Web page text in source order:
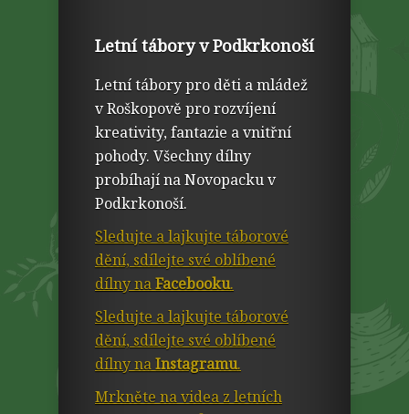
Letní tábory v Podkrkonoší
Letní tábory pro děti a mládež
v Roškopově pro rozvíjení
kreativity, fantazie a vnitřní
pohody. Všechny dílny
probíhají na Novopacku v
Podkrkonoší.
Sledujte a lajkujte táborové
dění, sdílejte své oblíbené
dílny naFacebooku.
Sledujte a lajkujte táborové
dění, sdílejte své oblíbené
dílny naInstagramu.
Mrkněte na videa z letních